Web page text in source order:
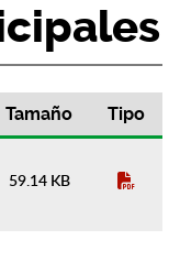
Tamaño Tipo
59.14 KB